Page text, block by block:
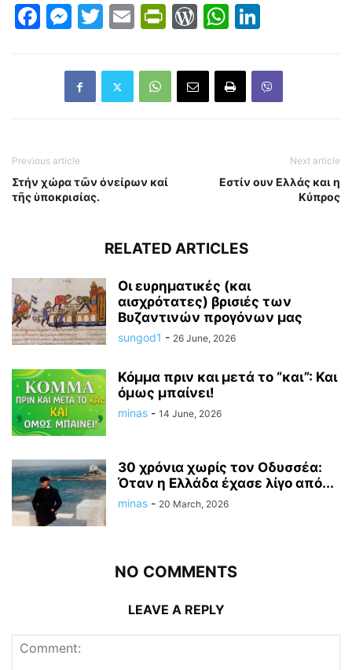
Facebook
Messenger
Twitter
EmailPrintFriendly
WordPress
WhatsApp
Previous article
Στήν χώρα τῶν ὀνείρων καί
τῆς ὑποκρισίας.
Next article
Εστίν ουν Ελλάς και η
Κύπρος
RELATED ARTICLES
Οι ευρηματικές (και
αισχρότατες) βρισιές των
Βυζαντινών προγόνων μας
sungod1 - 26 June, 2026
Κόμμα πριν και μετά το “και”: Και
όμως μπαίνει!
minas - 14 June, 2026
30 χρόνια χωρίς τον Οδυσσέα:
Όταν η Ελλάδα έχασε λίγο από...
minas - 20 March, 2026
NO COMMENTS
LEAVE A REPLY